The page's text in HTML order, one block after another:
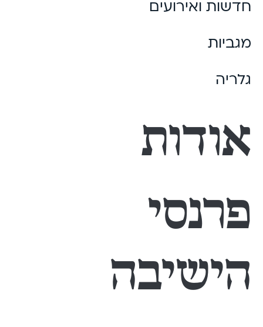
חדשות ואירועים
מגביות
גלריה
אודות
פרנסי
הישיבה